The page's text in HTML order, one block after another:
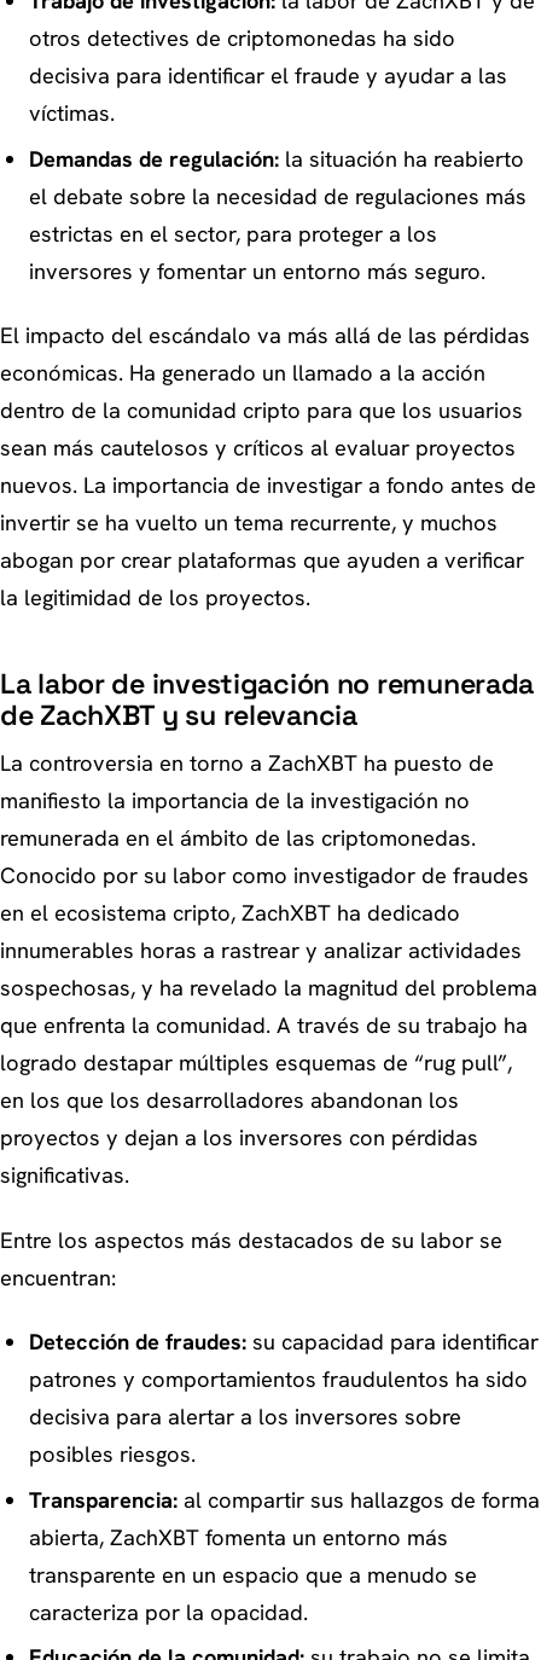
otros detectives de criptomonedas ha sido
decisiva para identificar el fraude y ayudar a las
víctimas.
Demandas de regulación:la situación ha reabierto
el debate sobre la necesidad de regulaciones más
estrictas en el sector, para proteger a los
inversores y fomentar un entorno más seguro.
El impacto del escándalo va más allá de las pérdidas
económicas. Ha generado un llamado a la acción
dentro de la comunidad cripto para que los usuarios
sean más cautelosos y críticos al evaluar proyectos
nuevos. La importancia de investigar a fondo antes de
invertir se ha vuelto un tema recurrente, y muchos
abogan por crear plataformas que ayuden a verificar
la legitimidad de los proyectos.
La labor de investigación no remunerada
de ZachXBT y su relevancia
La controversia en torno a ZachXBT ha puesto de
manifiesto la importancia de la investigación no
remunerada en el ámbito de las criptomonedas.
Conocido por su labor como investigador de fraudes
en el ecosistema cripto, ZachXBT ha dedicado
innumerables horas a rastrear y analizar actividades
sospechosas, y ha revelado la magnitud del problema
que enfrenta la comunidad. A través de su trabajo ha
logrado destapar múltiples esquemas de “rug pull”,
en los que los desarrolladores abandonan los
proyectos y dejan a los inversores con pérdidas
significativas.
Entre los aspectos más destacados de su labor se
encuentran:
Detección de fraudes:su capacidad para identificar
patrones y comportamientos fraudulentos ha sido
decisiva para alertar a los inversores sobre
posibles riesgos.
Transparencia:al compartir sus hallazgos de forma
abierta, ZachXBT fomenta un entorno más
transparente en un espacio que a menudo se
caracteriza por la opacidad.